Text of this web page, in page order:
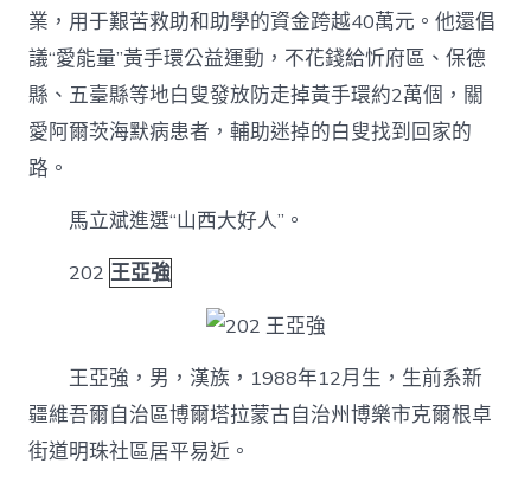
業，用于艱苦救助和助學的資金跨越40萬元。他還倡
議“愛能量”黃手環公益運動，不花錢給忻府區、保德
縣、五臺縣等地白叟發放防走掉黃手環約2萬個，關
愛阿爾茨海默病患者，輔助迷掉的白叟找到回家的
路。
馬立斌進選“山西大好人”。
202 王亞強
王亞強，男，漢族，1988年12月生，生前系新
疆維吾爾自治區博爾塔拉蒙古自治州博樂市克爾根卓
街道明珠社區居平易近。